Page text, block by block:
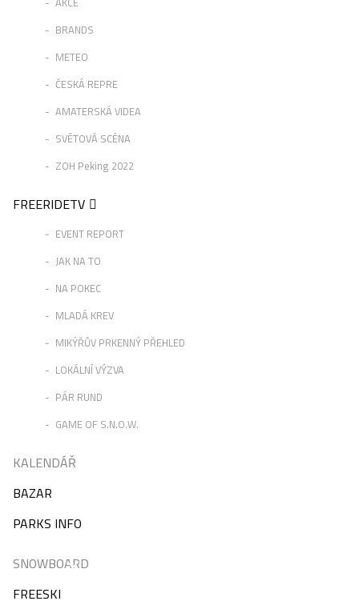
BRANDS
METEO
ČESKÁ REPRE
AMATERSKÁ VIDEA
SVĚTOVÁ SCÉNA
ZOH Peking 2022
FREERIDETV
EVENT REPORT
JAK NA TO
NA POKEC
MLADÁ KREV
MIKÝŘŮV PRKENNÝ PŘEHLED
LOKÁLNÍ VÝZVA
PÁR RUND
GAME OF S.N.O.W.
KALENDÁŘ
BAZAR
PARKS INFO
SNOWBOARD
FREESKI